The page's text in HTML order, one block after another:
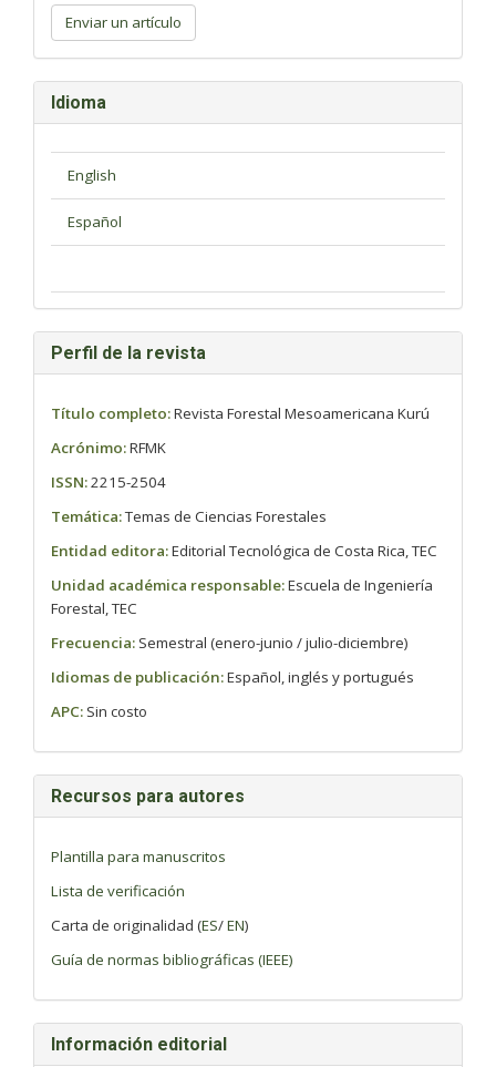
artículo
Enviar un artículo
Idioma
Perfil de la revista
Título completo:Revista Forestal Mesoamericana Kurú
Acrónimo:RFMK
ISSN:2215-2504
Temática:Temas de Ciencias Forestales
Entidad editora:Editorial Tecnológica de Costa Rica, TEC
Unidad académica responsable:Escuela de Ingeniería
Forestal, TEC
Frecuencia: Semestral (enero-junio / julio-diciembre)
Idiomas de publicación:Español, inglés y portugués
APC: Sin costo
Recursos para autores
Plantilla para manuscritos
Lista de verificación
Carta de originalidad (ES/EN)
Guía de normas bibliográficas (IEEE)
Información editorial